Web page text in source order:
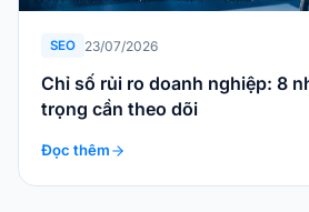
SEO 23/07/2026
Chỉ số rủi ro doanh nghiệp: 8
trọng cần theo dõi
Đọc thêm